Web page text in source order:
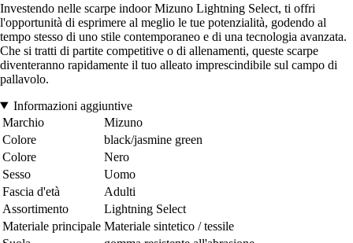
Investendo nelle scarpe indoor Mizuno Lightning Select, ti offri
l'opportunità di esprimere al meglio le tue potenzialità, godendo al
tempo stesso di uno stile contemporaneo e di una tecnologia avanzata.
Che si tratti di partite competitive o di allenamenti, queste scarpe
diventeranno rapidamente il tuo alleato imprescindibile sul campo di
pallavolo.
Informazioni aggiuntive
Marchio
Mizuno
Colore
black/jasmine green
Colore
Nero
Sesso
Uomo
Fascia d'età
Adulti
Assortimento
Lightning Select
Materiale principale Materiale sintetico / tessile